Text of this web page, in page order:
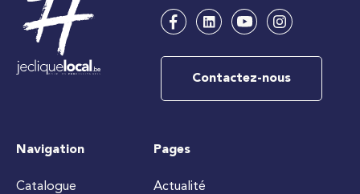
Contactez-nous
Navigation
Catalogue
Pages
Actualité